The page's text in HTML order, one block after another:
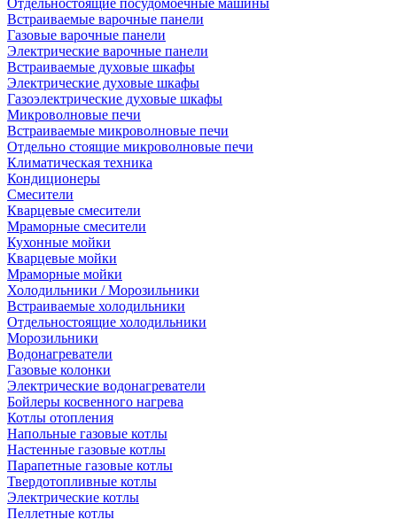
Отдельностоящие посудомоечные машины
Встраиваемые варочные панели
Газовые варочные панели
Электрические варочные панели
Встраиваемые духовые шкафы
Электрические духовые шкафы
Газоэлектрические духовые шкафы
Микроволновые печи
Встраиваемые микроволновые печи
Отдельно стоящие микроволновые печи
Климатическая техника
Кондиционеры
Смесители
Кварцевые смесители
Мраморные смесители
Кухонные мойки
Кварцевые мойки
Мраморные мойки
Холодильники / Морозильники
Встраиваемые холодильники
Отдельностоящие холодильники
Морозильники
Водонагреватели
Газовые колонки
Электрические водонагреватели
Бойлеры косвенного нагрева
Котлы отопления
Напольные газовые котлы
Настенные газовые котлы
Парапетные газовые котлы
Твердотопливные котлы
Электрические котлы
Пеллетные котлы